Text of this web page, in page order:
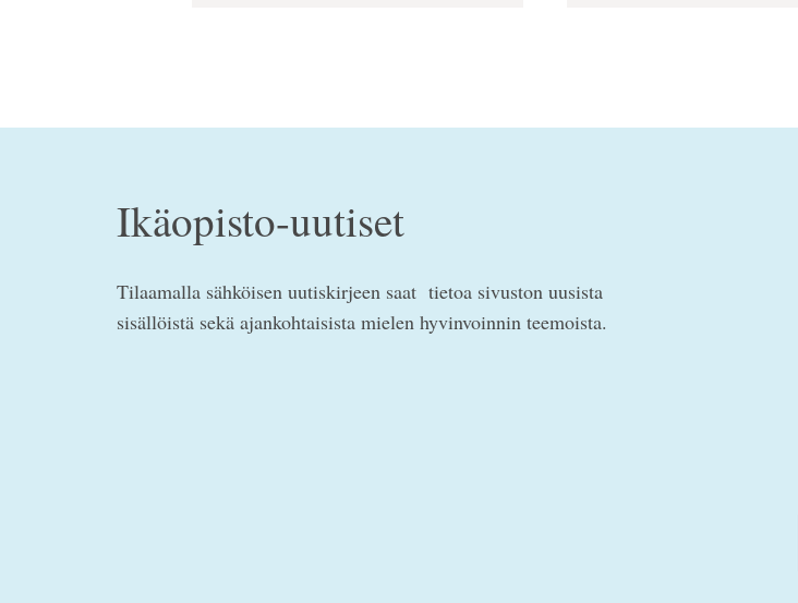
Ikäopisto-uutiset
Tilaamalla sähköisen uutiskirjeen saat tietoa sivuston uusista
sisällöistä sekä ajankohtaisista mielen hyvinvoinnin teemoista.